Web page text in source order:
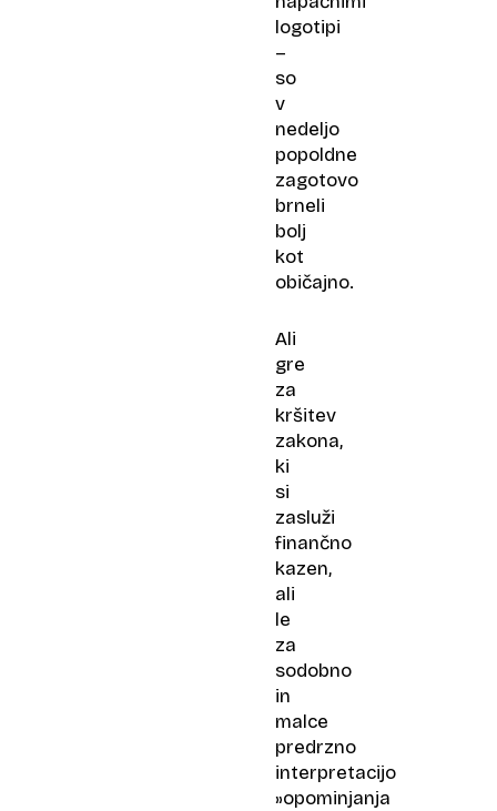
logotipi
–
so
v
nedeljo
popoldne
zagotovo
brneli
bolj
kot
običajno.
Ali
gre
za
kršitev
zakona,
ki
si
zasluži
finančno
kazen,
ali
le
za
sodobno
in
malce
predrzno
interpretacijo
»opominjanja